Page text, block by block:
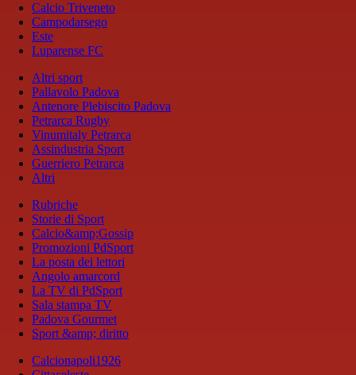
Calcio Triveneto
Campodarsego
Este
Luparense FC
Altri sport
Pallavolo Padova
Antenore Plebiscito Padova
Petrarca Rugby
Vinumitaly Petrarca
Assindustria Sport
Guerriero Petrarca
Altri
Rubriche
Storie di Sport
Calcio&amp;Gossip
Promozioni PdSport
La posta dei lettori
Angolo amarcord
La TV di PdSport
Sala stampa TV
Padova Gourmet
Sport &amp; diritto
Calcionapoli1926